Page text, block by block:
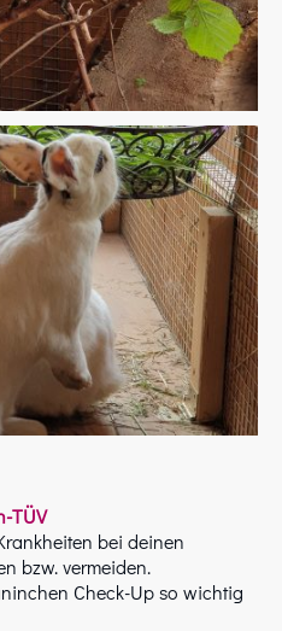
TÜV
bei deinen
bzw. vermeiden.
Check-Up so wichtig